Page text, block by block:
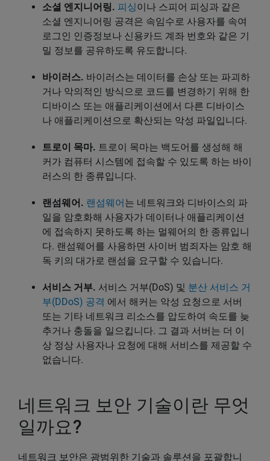
소셜 엔지니어링. 피싱이나 스피어 피싱과 같은
소셜 엔지니어링 공격은 속임수로 사용자를 속여
로그인 인증정보나 신용카드 계좌 번호와 같은 기
밀 정보를 공유하도록 유도합니다.
바이러스. 바이러스는 데이터를 손상 또는 파괴하
거나 악의적인 방식으로 코드를 변경하기 위해 한
디바이스 또는 애플리케이션에서 다른 디바이스
나 애플리케이션으로 확산되는 악성 파일입니다.
트로이 목마. 트로이 목마는 백도어를 생성해 해
커가 컴퓨터 시스템에 접속할 수 있도록 하는 바이
러스의 한 종류입니다.
랜섬웨어. 랜섬웨어는 네트워크와 디바이스의 파
일을 암호화해 사용자가 데이터나 애플리케이션
에 접속하지 못하도록 하는 멀웨어의 한 종류입니
다. 랜섬웨어를 사용하면 사이버 범죄자는 암호 해
독 키의 대가로 랜섬을 요구할 수 있습니다.
서비스 거부. 서비스 거부(DoS) 및 분산 서비스 거
부(DDoS) 공격 에서 해커는 악성 요청으로 서버
또는 기타 네트워크 리소스를 압도하여 속도를 늦
추거나 충돌을 일으킵니다. 그 결과 서버는 더 이
상 정상 사용자나 요청에 대해 서비스를 제공할 수
없습니다.
네트워크 보안 기술이란 무엇
일까요?
네트워크 보안은 광범위한 기술과 솔루션을 포괄합니